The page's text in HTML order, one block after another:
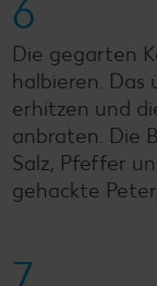
6
Die gegarten
halbieren. Das
erhitzen und
anbraten. Die
Salz, Pfeffer
gehackte